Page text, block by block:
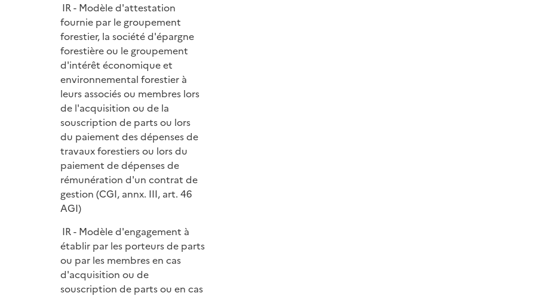
IR - Modèle d'attestation
fournie par le groupement
forestier, la société d'épargne
forestière ou le groupement
d'intérêt économique et
environnemental forestier à
leurs associés ou membres lors
de l'acquisition ou de la
souscription de parts ou lors
du paiement des dépenses de
travaux forestiers ou lors du
paiement de dépenses de
rémunération d'un contrat de
gestion (CGI, annx. III, art. 46
AGI)
IR - Modèle d'engagement à
établir par les porteurs de parts
ou par les membres en cas
d'acquisition ou de
souscription de parts ou en cas